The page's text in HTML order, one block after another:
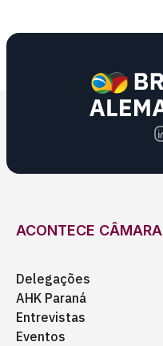
ACONTECE CÂMARA
Delegações
AHK Paraná
Entrevistas
Eventos